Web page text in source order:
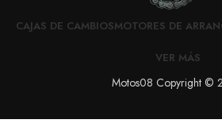
CAJAS DE CAMBIOSMOTORES DE
VER MÁS
Motos08 Copyright ©